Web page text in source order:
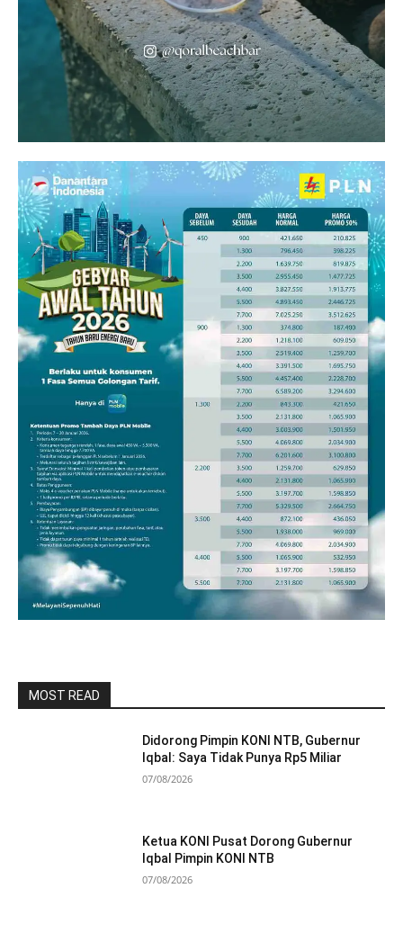
MOST READ
Didorong Pimpin KONI NTB, Gubernur
Iqbal: Saya Tidak Punya Rp5 Miliar
07/08/2026
Ketua KONI Pusat Dorong Gubernur
Iqbal Pimpin KONI NTB
07/08/2026